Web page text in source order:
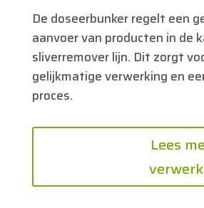
De doseerbunker regelt een
aanvoer van producten in de
sliverremover lijn. Dit zorgt
gelijkmatige verwerking en
proces.
Lees